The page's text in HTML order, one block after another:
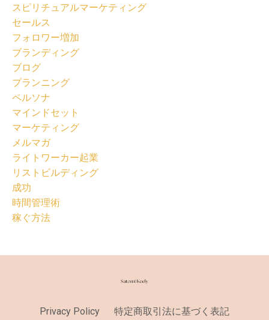
スピリチュアルマーケティング
セールス
フォロワー増加
ブランディング
ブログ
プランニング
ペルソナ
マインドセット
マーケティング
メルマガ
ライトワーカー起業
リストビルディング
成功
時間管理術
稼ぐ方法
Privacy Policy 特定商取引法に基づく表記